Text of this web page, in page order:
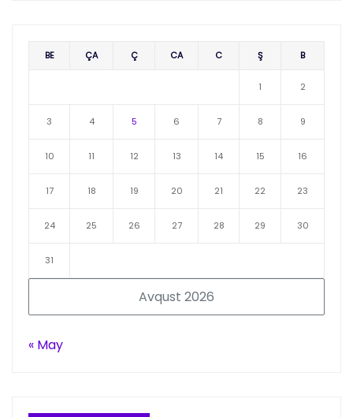
Avqust 2026
BE ÇA Ç CA C Ş B
1 2
3 4 5 6 7 8 9
10 11 12 13 14 15 16
17 18 19 20 21 22 23
24 25 26 27 28 29 30
31
« May